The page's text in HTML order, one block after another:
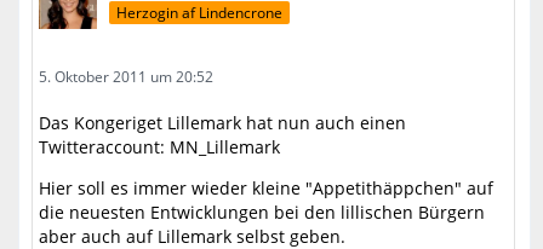
Herzogin af Lindencrone
5. Oktober 2011 um 20:52
Das Kongeriget Lillemark hat nun auch einen
Twitteraccount: MN_Lillemark
Hier soll es immer wieder kleine "Appetithäppchen" auf
die neuesten Entwicklungen bei den lillischen Bürgern
aber auch auf Lillemark selbst geben.